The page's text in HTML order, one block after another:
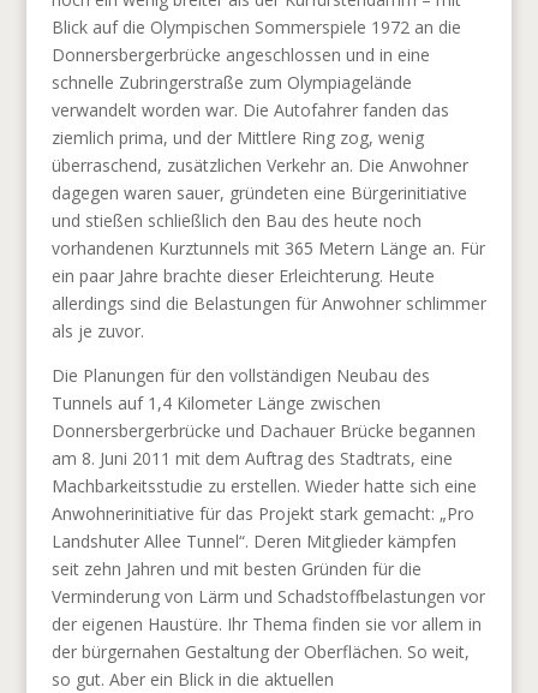
Blick auf die Olympischen Sommerspiele 1972 an die
Donnersbergerbrücke angeschlossen und in eine
schnelle Zubringerstraße zum Olympiagelände
verwandelt worden war. Die Autofahrer fanden das
ziemlich prima, und der Mittlere Ring zog, wenig
überraschend, zusätzlichen Verkehr an. Die Anwohner
dagegen waren sauer, gründeten eine Bürgerinitiative
und stießen schließlich den Bau des heute noch
vorhandenen Kurztunnels mit 365 Metern Länge an. Für
ein paar Jahre brachte dieser Erleichterung. Heute
allerdings sind die Belastungen für Anwohner schlimmer
als je zuvor.
Die Planungen für den vollständigen Neubau des
Tunnels auf 1,4 Kilometer Länge zwischen
Donnersbergerbrücke und Dachauer Brücke begannen
am 8. Juni 2011 mit dem Auftrag des Stadtrats, eine
Machbarkeitsstudie zu erstellen. Wieder hatte sich eine
Anwohnerinitiative für das Projekt stark gemacht: „Pro
Landshuter Allee Tunnel“. Deren Mitglieder kämpfen
seit zehn Jahren und mit besten Gründen für die
Verminderung von Lärm und Schadstoffbelastungen vor
der eigenen Haustüre. Ihr Thema finden sie vor allem in
der bürgernahen Gestaltung der Oberflächen. So weit,
so gut. Aber ein Blick in die aktuellen